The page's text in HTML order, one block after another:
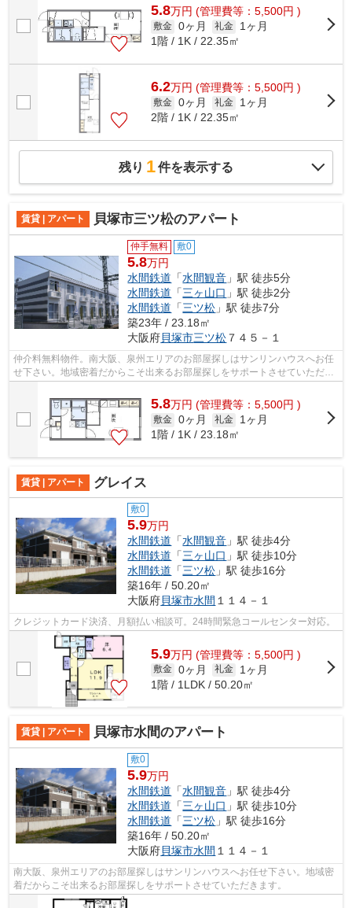
5.8万円 (管理費等：5,500円 )
敷金 0ヶ月 礼金
1ヶ月
1階 / 1K / 22.35㎡
6.2万円 (管理費等：5,500円 )
敷金 0ヶ月 礼金
1ヶ月
2階 / 1K / 22.35㎡
残り 1件を表示する
賃貸 | アパート 貝塚市三ツ松のアパート
仲手無料 敷0
5.8万円
水間鉄道 「水間観音 」駅 徒歩5分
水間鉄道 「三ヶ山口 」駅 徒歩2分
水間鉄道 「三ツ松 」駅 徒歩7分
築23年 / 23.18㎡
大阪府貝塚市三ツ松 ７４５－１
仲介料無料物件。南大阪、泉州エリアのお部屋探しはサンリンハウスへお任
せ下さい。地域密着だからこそ出来るお部屋探しをサポートさせていただき
ます。
5.8万円 (管理費等：5,500円 )
敷金 0ヶ月 礼金
1ヶ月
1階 / 1K / 23.18㎡
賃貸 | アパート グレイス
敷0
5.9万円
水間鉄道 「水間観音 」駅 徒歩4分
水間鉄道 「三ヶ山口 」駅 徒歩10分
水間鉄道 「三ツ松 」駅 徒歩16分
築16年 / 50.20㎡
大阪府貝塚市水間 １１４－１
クレジットカード決済、月額払い相談可。24時間緊急コールセンター対応。
5.9万円 (管理費等：5,500円 )
敷金 0ヶ月 礼金
1ヶ月
1階 / 1LDK / 50.20㎡
賃貸 | アパート 貝塚市水間のアパート
敷0
5.9万円
水間鉄道 「水間観音 」駅 徒歩4分
水間鉄道 「三ヶ山口 」駅 徒歩10分
水間鉄道 「三ツ松 」駅 徒歩16分
築16年 / 50.20㎡
大阪府貝塚市水間 １１４－１
南大阪、泉州エリアのお部屋探しはサンリンハウスへお任せ下さい。地域密
着だからこそ出来るお部屋探しをサポートさせていただきます。